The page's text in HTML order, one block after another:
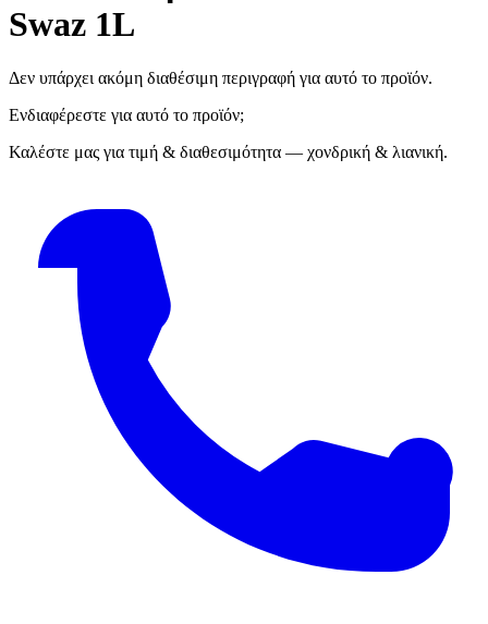
Swaz 1L
Δεν υπάρχει ακόμη διαθέσιμη περιγραφή για αυτό το προϊόν.
Ενδιαφέρεστε για αυτό το προϊόν;
Καλέστε μας για τιμή & διαθεσιμότητα — χονδρική & λιανική.